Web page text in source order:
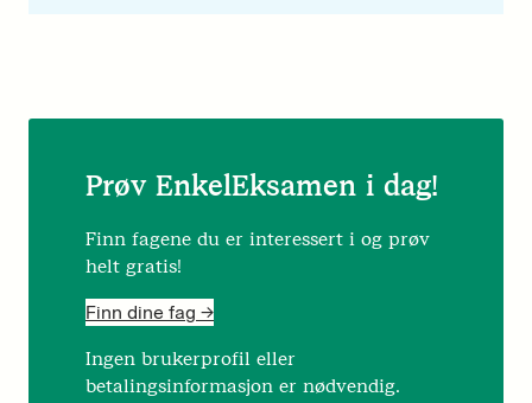
Prøv EnkelEksamen i dag!
Finn fagene du er interessert i og prøv
helt gratis!
Finn dine fag ->
Ingen brukerprofil eller
betalingsinformasjon er nødvendig.